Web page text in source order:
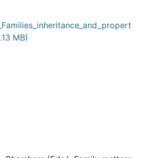
MB)